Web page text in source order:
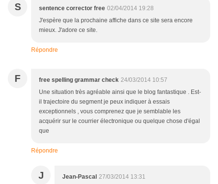
S sentence corrector free 02/04/2014 19:28
J'espère que la prochaine affiche dans ce site sera encore
mieux. J'adore ce site.
Répondre
F free spelling grammar check 24/03/2014 10:57
Une situation très agréable ainsi que le blog fantastique . Est-
il trajectoire du segment je peux indiquer à essais
exceptionnels , vous comprenez que je semblable les
acquérir sur le courrier électronique ou quelque chose d'égal
que
Répondre
J Jean-Pascal 27/03/2014 13:31